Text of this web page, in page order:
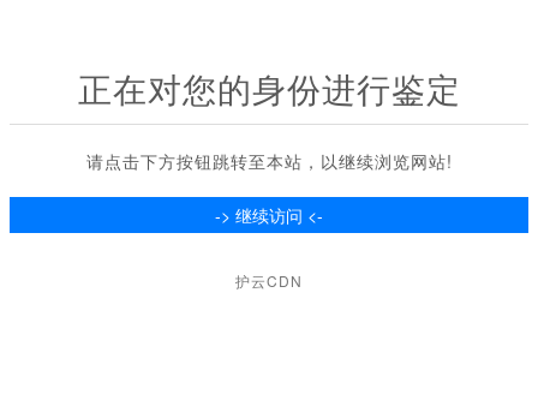
正在对您的身份进行鉴定
请点击下方按钮跳转至本站，以继续浏览网站!
护云CDN